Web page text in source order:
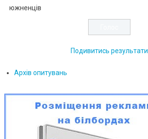
южненців
Подивитись результати
Архів опитувань